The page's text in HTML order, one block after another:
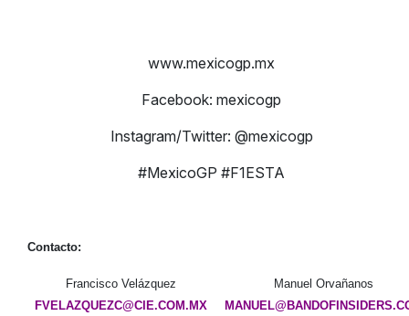
www.mexicogp.mx
Facebook: mexicogp
Instagram/Twitter: @mexicogp
#MexicoGP #F1ESTA
Contacto:
Francisco Velázquez
FVELAZQUEZC@CIE.COM.MX
Manuel Orvañanos